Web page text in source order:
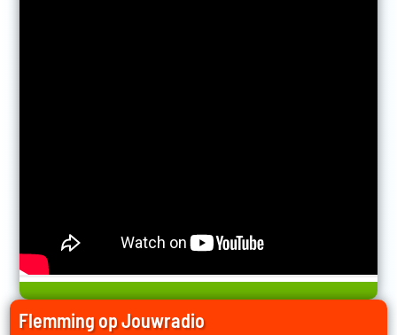
Flemming op Jouwradio